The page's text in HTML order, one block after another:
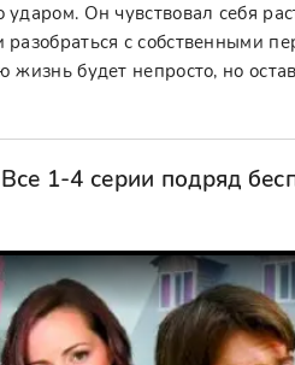
Он чувствовал себя
разобраться с собственными
будет непросто, но
1-4 серии подряд